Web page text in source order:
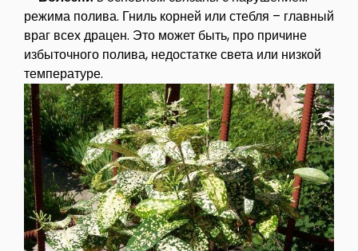
режима полива. Гниль корней или стебля – главный
враг всех драцен. Это может быть, про причине
избыточного полива, недостатке света или низкой
температуре.